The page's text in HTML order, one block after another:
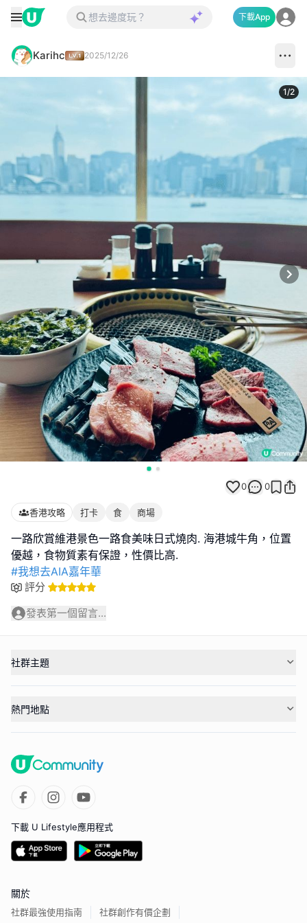
下載App
Karihc 2025/12/26
1/2
0 0
香港攻略 打卡 食 商場
一路欣賞維港景色一路食美味日式燒肉. 海港城牛角，位置
#我想去AIA嘉年華
評分
發表第一個留言...
社群主題
熱門地點
下載 U Lifestyle應用程式
關於
社群最強使用指南 社群創作有價企劃